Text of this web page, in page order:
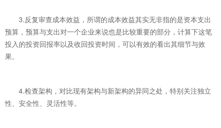
3.反复审查成本效益，所谓的成本效益其实无非指的是资本支出
预算，预算与支出对一个企业来说也是比较重要的部分，计算下这笔
投入的投资回报率以及收回投资时间，可以有效的看出其细节与效
果。
4.检查架构，对比现有架构与新架构的异同之处，特别关注独立
性、安全性、灵活性等。